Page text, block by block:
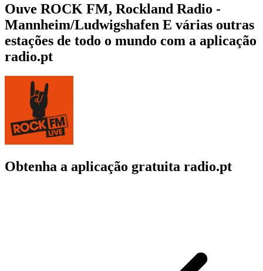
Ouve ROCK FM, Rockland Radio -
Mannheim/Ludwigshafen E várias outras
estações de todo o mundo com a aplicação
radio.pt
Obtenha a aplicação gratuita radio.pt